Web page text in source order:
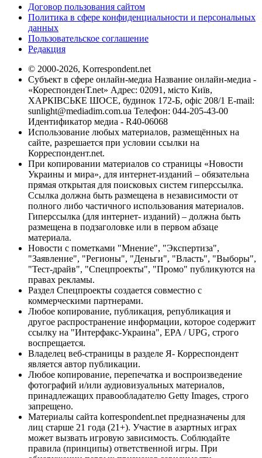
Договор пользования сайтом
Политика в сфере конфиденциальности и персональных
данных
Пользовательское соглашение
Редакция
© 2000-2026, Korrespondent.net
Субъект в сфере онлайн-медиа Название онлайн-медиа -
«КореспонденТ.net» Адрес: 02091, місто Київ,
ХАРКІВСЬКЕ ШОСЕ, будинок 172-Б, офіс 208/1 E-mail:
sunlight@mediadim.com.ua Телефон: 044-205-43-00
Идентификатор медиа - R40-06068
Использование любых материалов, размещённых на
сайте, разрешается при условии ссылки на
Корреспондент.net.
При копировании материалов со страницы «Новости
Украины и мира», для интернет-изданий – обязательна
прямая открытая для поисковых систем гиперссылка.
Ссылка должна быть размещена в независимости от
полного либо частичного использования материалов.
Гиперссылка (для интернет- изданий) – должна быть
размещена в подзаголовке или в первом абзаце
материала.
Новости с пометками "Мнение", "Экспертиза",
"Заявление", "Регионы", "Деньги", "Власть", "Выборы",
"Тест-драйв", "Спецпроекты", "Промо" публикуются на
правах рекламы.
Раздел Спецпроекты создается совместно с
коммерческими партнерами.
Любое копирование, публикация, републикация и
другое распространение информации, которое содержит
ссылку на "Интерфакс-Украина", EPA / UPG, строго
воспрещается.
Владелец веб-страницы в разделе Я- Корреспондент
является автор публикации.
Любое копирование, перепечатка и воспроизведение
фотографий и/или аудиовизуальных материалов,
принадлежащих правообладателю Getty Images, строго
запрещено.
Материалы сайта korrespondent.net предназначены для
лиц старше 21 года (21+). Участие в азартных играх
может вызвать игровую зависимость. Соблюдайте
правила (принципы) ответственной игры. При